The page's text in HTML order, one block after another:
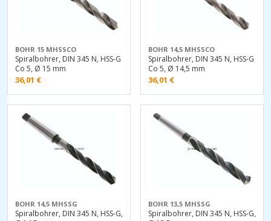
BOHR 15 MHSSCO
Spiralbohrer, DIN 345 N, HSS-G
Co 5, Ø 15 mm
36,01 €
BOHR 14,5 MHSSCO
Spiralbohrer, DIN 345 N, HSS-G
Co 5, Ø 14,5 mm
36,01 €
BOHR 14,5 MHSSG
Spiralbohrer, DIN 345 N, HSS-G,
BOHR 13,5 MHSSG
Spiralbohrer, DIN 345 N, HSS-G,